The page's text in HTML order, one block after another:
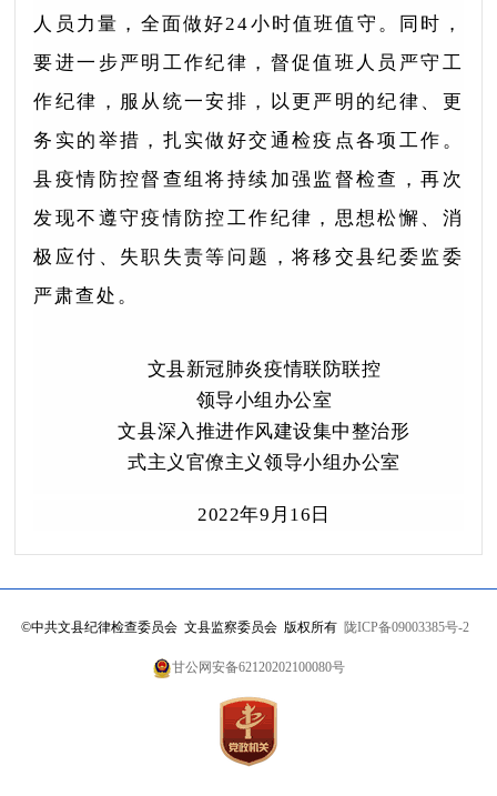
人员力量，全面做好24小时值班值守。同时，
要进一步严明工作纪律，督促值班人员严守工
作纪律，服从统一安排，以更严明的纪律、更
务实的举措，扎实做好交通检疫点各项工作。
县疫情防控督查组将持续加强监督检查，再次
发现不遵守疫情防控工作纪律，思想松懈、消
极应付、失职失责等问题，将移交县纪委监委
严肃查处。
文县新冠肺炎疫情联防联控
领导小组办公室
文县深入推进作风建设集中整治形
式主义官僚主义 领导小组办公室
2022年9月16日
©中共文县纪律检查委员会 文县监察委员会 版权所有 陇ICP备09003385号-2
甘公网安备62120202100080号